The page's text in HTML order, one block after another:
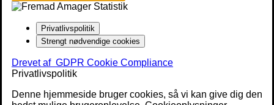
Privatlivspolitik
Strengt nødvendige cookies
Drevet af GDPR Cookie Compliance
Privatlivspolitik
Denne hjemmeside bruger cookies, så vi kan give dig den